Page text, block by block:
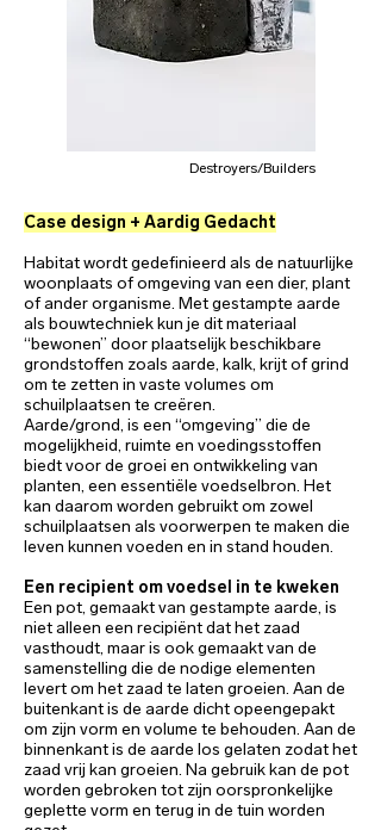
Destroyers/Builders
Case design + Aardig Gedacht
Habitat wordt gedefinieerd als de natuurlijke
woonplaats of omgeving van een dier, plant
of ander organisme. Met gestampte aarde
als bouwtechniek kun je dit materiaal
“bewonen” door plaatselijk beschikbare
grondstoffen zoals aarde, kalk, krijt of grind
om te zetten in vaste volumes om
schuilplaatsen te creëren.
Aarde/grond, is een “omgeving” die de
mogelijkheid, ruimte en voedingsstoffen
biedt voor de groei en ontwikkeling van
planten, een essentiële voedselbron. Het
kan daarom worden gebruikt om zowel
schuilplaatsen als voorwerpen te maken die
leven kunnen voeden en in stand houden.
Een recipient om voedsel in te kweken
Een pot, gemaakt van gestampte aarde, is
niet alleen een recipiënt dat het zaad
vasthoudt, maar is ook gemaakt van de
samenstelling die de nodige elementen
levert om het zaad te laten groeien. Aan de
buitenkant is de aarde dicht opeengepakt
om zijn vorm en volume te behouden. Aan de
binnenkant is de aarde los gelaten zodat het
zaad vrij kan groeien. Na gebruik kan de pot
worden gebroken tot zijn oorspronkelijke
geplette vorm en terug in de tuin worden